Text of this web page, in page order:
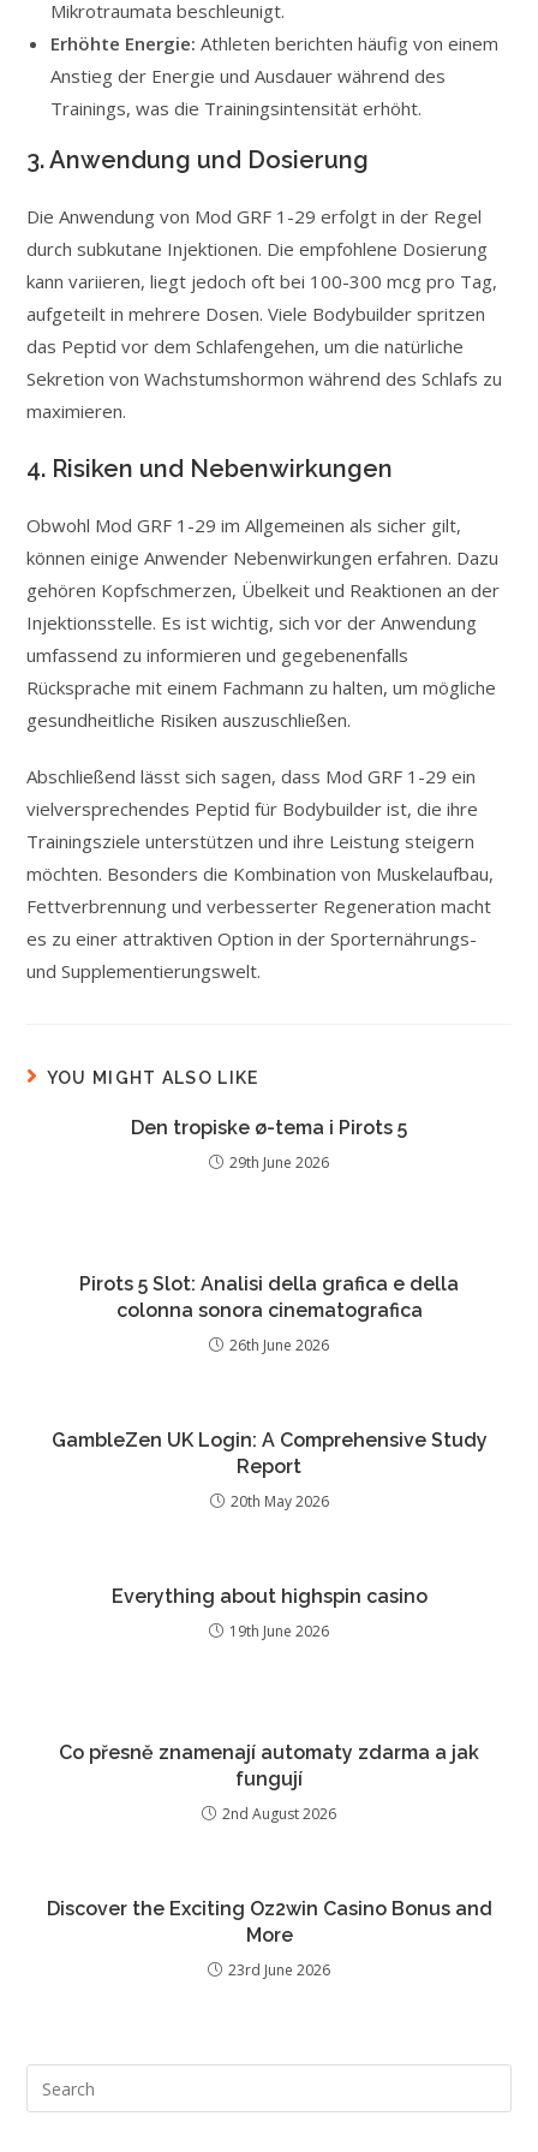
Mikrotraumata beschleunigt.
Erhöhte Energie: Athleten berichten häufig von einem
Anstieg der Energie und Ausdauer während des
Trainings, was die Trainingsintensität erhöht.
3. Anwendung und Dosierung
Die Anwendung von Mod GRF 1-29 erfolgt in der Regel
durch subkutane Injektionen. Die empfohlene Dosierung
kann variieren, liegt jedoch oft bei 100-300 mcg pro Tag,
aufgeteilt in mehrere Dosen. Viele Bodybuilder spritzen
das Peptid vor dem Schlafengehen, um die natürliche
Sekretion von Wachstumshormon während des Schlafs zu
maximieren.
4. Risiken und Nebenwirkungen
Obwohl Mod GRF 1-29 im Allgemeinen als sicher gilt,
können einige Anwender Nebenwirkungen erfahren. Dazu
gehören Kopfschmerzen, Übelkeit und Reaktionen an der
Injektionsstelle. Es ist wichtig, sich vor der Anwendung
umfassend zu informieren und gegebenenfalls
Rücksprache mit einem Fachmann zu halten, um mögliche
gesundheitliche Risiken auszuschließen.
Abschließend lässt sich sagen, dass Mod GRF 1-29 ein
vielversprechendes Peptid für Bodybuilder ist, die ihre
Trainingsziele unterstützen und ihre Leistung steigern
möchten. Besonders die Kombination von Muskelaufbau,
Fettverbrennung und verbesserter Regeneration macht
es zu einer attraktiven Option in der Sporternährungs-
und Supplementierungswelt.
YOU MIGHT ALSO LIKE
Den tropiske ø-tema i Pirots 5
29th June 2026
Pirots 5 Slot: Analisi della grafica e della
colonna sonora cinematografica
26th June 2026
GambleZen UK Login: A Comprehensive Study
Report
20th May 2026
Everything about highspin casino
19th June 2026
Co přesně znamenají automaty zdarma a jak
fungují
2nd August 2026
Discover the Exciting Oz2win Casino Bonus and
More
23rd June 2026